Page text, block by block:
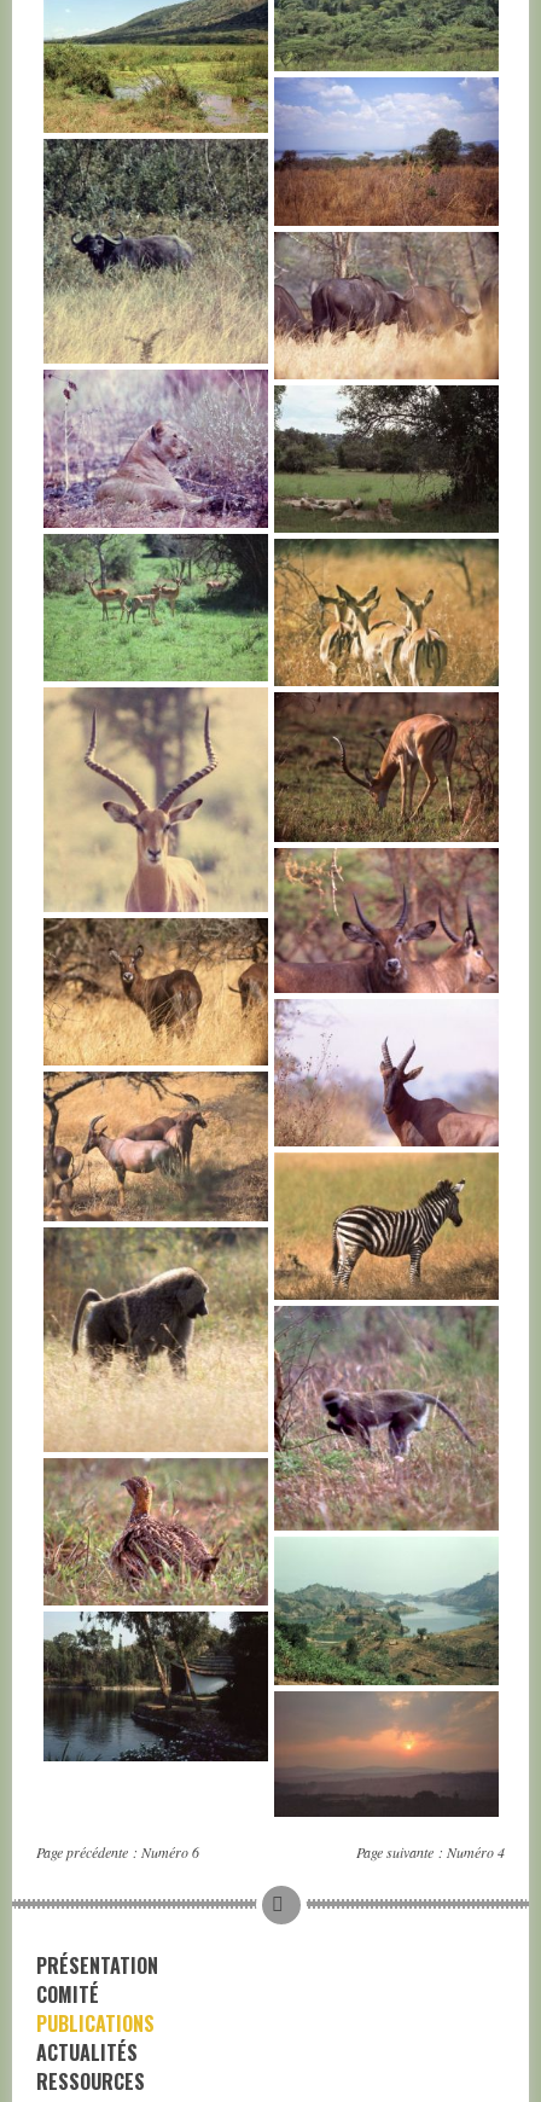
RWANDA
RWANDA
RWANDA
RWANDA
RWANDA
RWANDA RWANDA
RWANDA RWANDA
RWANDA
RWANDA
RWANDA
RWANDA
RWANDA
RWANDA
RWANDA
RWANDA
RWANDA
RWANDA
Page précédente : Numéro 6 Page suivante : Numéro 4
PRÉSENTATION
COMITÉ
PUBLICATIONS
ACTUALITÉS
RESSOURCES